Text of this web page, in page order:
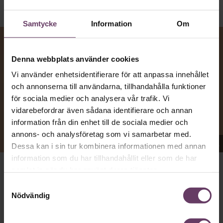
Samtycke Information Om
Denna webbplats använder cookies
Vi använder enhetsidentifierare för att anpassa innehållet
och annonserna till användarna, tillhandahålla funktioner
för sociala medier och analysera vår trafik. Vi
vidarebefordrar även sådana identifierare och annan
information från din enhet till de sociala medier och
annons- och analysföretag som vi samarbetar med.
Dessa kan i sin tur kombinera informationen med annan
information som du har tillhandahållit eller som de har
Nödvändig
Appen Sinceerly imiterar vd:ars kortfattade språk.
mejl från främlingar. Men studenten
Ben Horwitzpå
Harvard Business School kom på ett trick: Han skapade